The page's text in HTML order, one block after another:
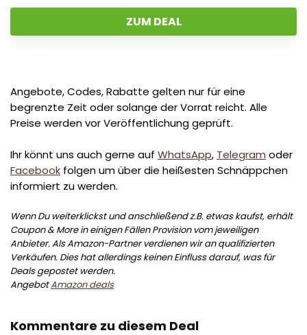
ZUM DEAL
Angebote, Codes, Rabatte gelten nur für eine
begrenzte Zeit oder solange der Vorrat reicht. Alle
Preise werden vor Veröffentlichung geprüft.
Ihr könnt uns auch gerne auf WhatsApp, Telegram oder
Facebook folgen um über die heißesten Schnäppchen
informiert zu werden.
Wenn Du weiterklickst und anschließend z.B. etwas kaufst, erhält
Coupon & More in einigen Fällen Provision vom jeweiligen
Anbieter. Als Amazon-Partner verdienen wir an qualifizierten
Verkäufen. Dies hat allerdings keinen Einfluss darauf, was für
Deals gepostet werden.
AngebotAmazon deals
Kommentare zu diesem Deal